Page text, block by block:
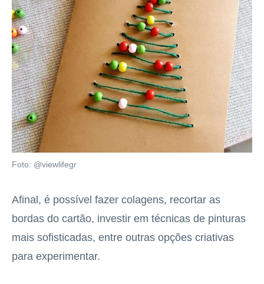
Foto: @viewlifegr
Afinal, é possível fazer colagens, recortar as
bordas do cartão, investir em técnicas de pinturas
mais sofisticadas, entre outras opções criativas
para experimentar.